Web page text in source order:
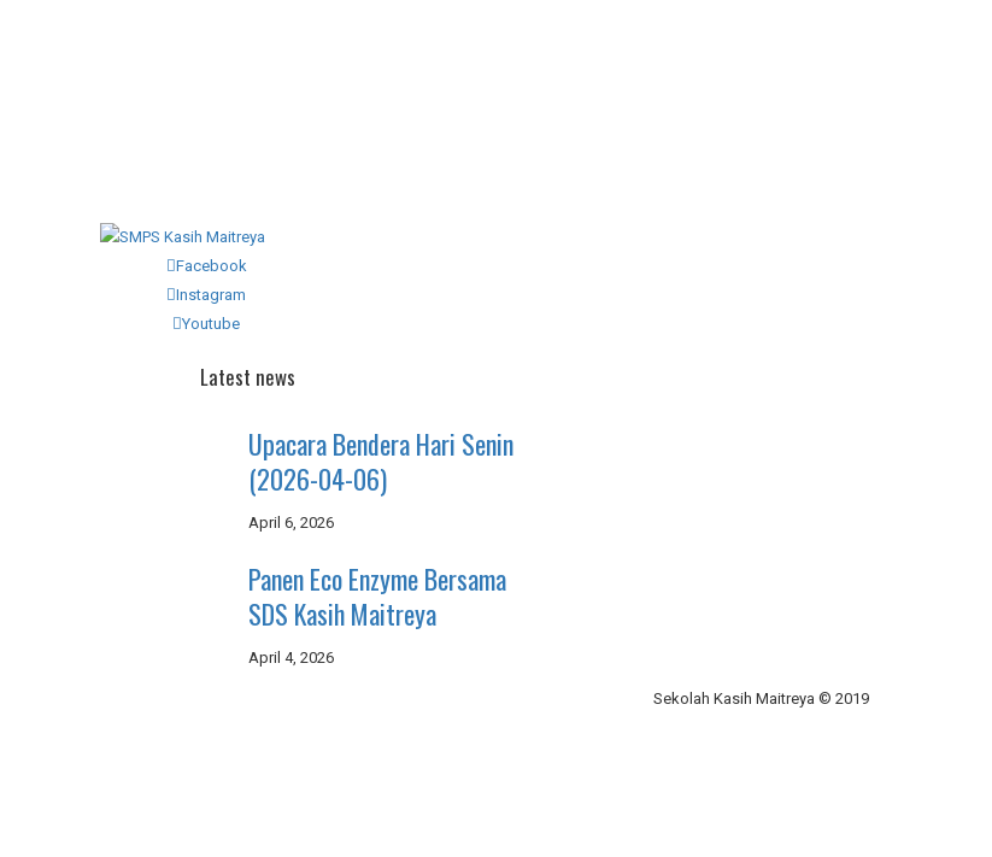
Facebook
Instagram
Youtube
Latest news
Upacara Bendera Hari Senin
(2026-04-06)
April 6, 2026
Panen Eco Enzyme Bersama
SDS Kasih Maitreya
April 4, 2026
Sekolah Kasih Maitreya © 2019